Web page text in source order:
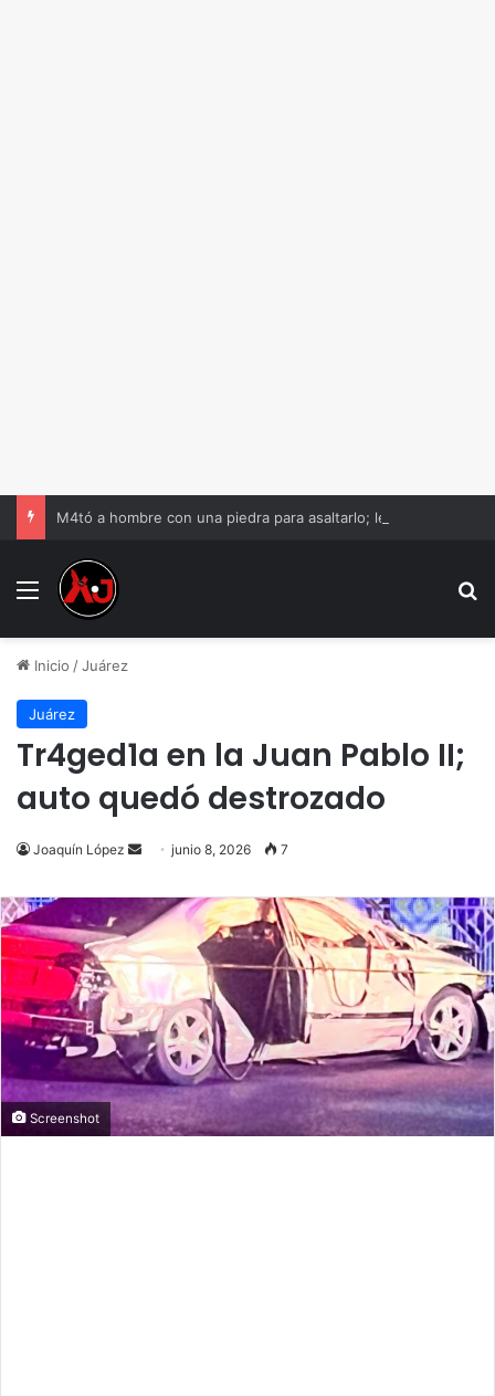
Menu
Inicio /Juárez
Juárez
Tr4ged1a en la Juan Pablo II;
auto quedó destrozado
Joaquín López
Send
email
junio 8, 2026 7
Screenshot